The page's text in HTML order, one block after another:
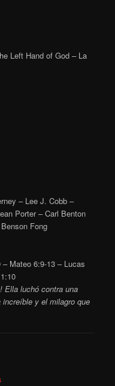
Left Hand of God – La
– Lee J. Cobb –
Porter – Carl Benton
Fong
– Mateo 6:9-13 – Lucas
Ella luchó contra una
y el milagro que